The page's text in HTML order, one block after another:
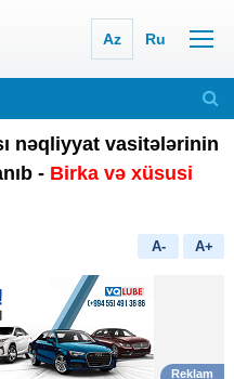
Az Ru
nəqliyyat vasitələrinin
- Birka və xüsusi
A- A+